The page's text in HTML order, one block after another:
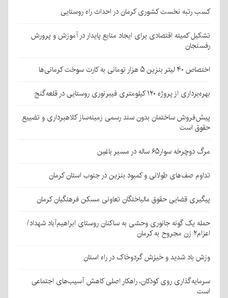
کسب رتبه نخست کشوری کرمان در احداث راه روستایی
تشکیل کمیته اقتصادی برای ایجاد منابع پایدار در آموزش و پرورش
رفسنجان
اختصاص ۴۰ لیتر بنزین ۵ هزار تومانی به کارت سوخت کرمانی‌ها
بهره‌برداری از پروژه ۱۲۰ کیلومتری فیبرنوری روستایی در قلعه‌گنج
پیش‌فروش ساختمان بدون سند رسمی زمینه‌ساز کلاهبرداری و تضییع
حقوق است
مرگ دوچرخه سوار۶۵ ساله در مسیر باغین
تداوم صف‌های طولانی و کمبود بنزین در جنوب استان کرمان
پیگیری قضایی حقوق مالباختگان تعاونی مسکن فرهنگیان کرمان
حمله یک گونه جانوری وحشی به ساکنان روستای ابراهیم‌آباد شهداد/
اعزام۲ زن مجروح به کرمان
وزش باد شدید و خیزش گردوخاک در راه استان
سرمایه‌گذاری روی کودکان، راهکار اصلی کاهش آسیب‌های اجتماعی
است